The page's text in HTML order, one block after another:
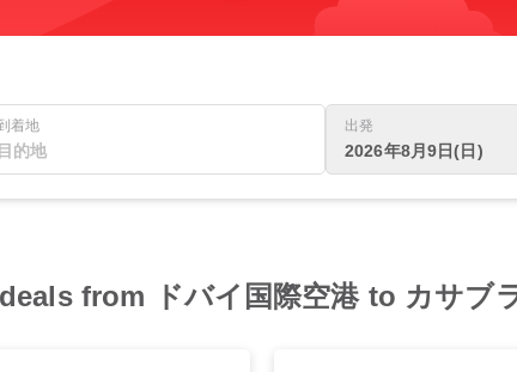
着地 出発
2026年8月9日(日)
from ドバイ国際空港 to カサブ